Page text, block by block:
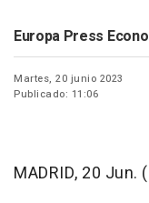
Europa Press
Martes, 20 junio 2023
Publicado: 11:06
MADRID, 20 Jun.